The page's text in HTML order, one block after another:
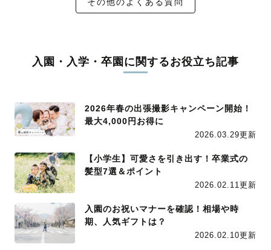
入園・入学・卒園に関するお役立ち記事
2026年春の出張撮影キャンペーン開始！
最大4,000円お得に
2026.03.29更新
【小学生】可愛さを引き出す！卒業式の
髪型7選＆ポイント
2026.02.11更新
入園のお祝いマナーを確認！相場や時
期、人気ギフトは？
2026.02.10更新